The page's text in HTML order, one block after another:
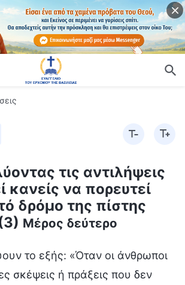
τις αντιλήψεις
κανείς να πορευτεί
δρόμο της πίστης
Μέρος δεύτερο
το εξής: «Όταν οι άνθρωποι
σκέψεις ή πράξεις που δεν